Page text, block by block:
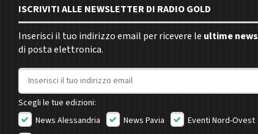
ISCRIVITI ALLE NEWSLETTER DI RADIO GOLD
Inserisci il tuo indirizzo email per ricevere le ultime news
di posta elettronica.
Indirizzo email
Scegli le tue edizioni:
News Alessandria
News Pavia
Eventi Nord-Ovest